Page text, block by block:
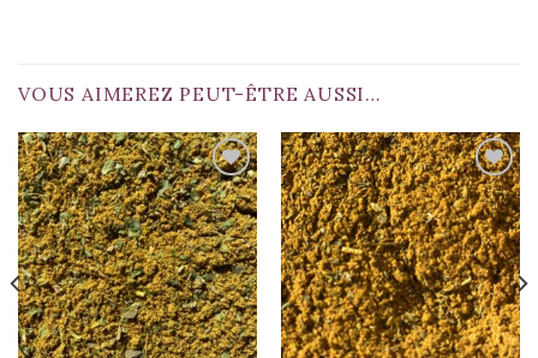
VOUS AIMEREZ PEUT-ÊTRE AUSSI…
Ajouter
à la liste
d’envies
Ajouter
à la liste
d’envies